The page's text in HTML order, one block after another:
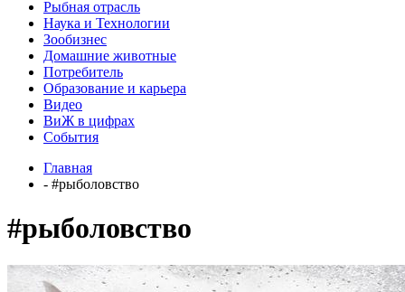
Рыбная отрасль
Наука и Технологии
Зообизнес
Домашние животные
Потребитель
Образование и карьера
Видео
ВиЖ в цифрах
События
Главная
- #рыболовство
#рыболовство